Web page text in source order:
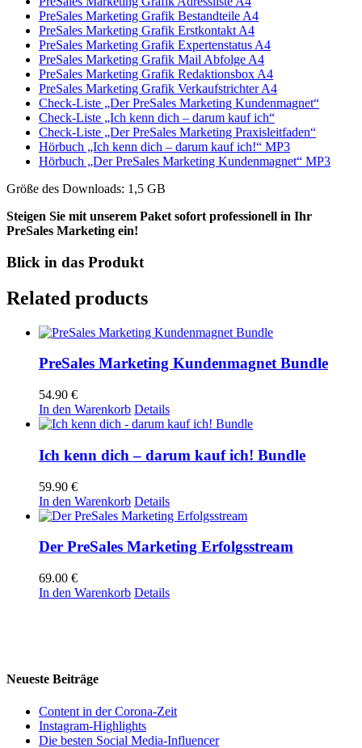
PreSales Marketing Grafik Bestandteile A4
PreSales Marketing Grafik Erstkontakt A4
PreSales Marketing Grafik Expertenstatus A4
PreSales Marketing Grafik Mail Abfolge A4
PreSales Marketing Grafik Redaktionsbox A4
PreSales Marketing Grafik Verkaufstrichter A4
Check-Liste „Der PreSales Marketing Kundenmagnet“
Check-Liste „Ich kenn dich – darum kauf ich“
Check-Liste „Der PreSales Marketing Praxisleitfaden“
Hörbuch „Ich kenn dich – darum kauf ich!“ MP3
Hörbuch „Der PreSales Marketing Kundenmagnet“ MP3
Größe des Downloads: 1,5 GB
Steigen Sie mit unserem Paket sofort professionell in Ihr
PreSales Marketing ein!
Blick in das Produkt
Related products
PreSales Marketing Kundenmagnet Bundle
54.90 €
In den Warenkorb Details
Ich kenn dich – darum kauf ich! Bundle
59.90 €
In den Warenkorb Details
Der PreSales Marketing Erfolgsstream
69.00 €
In den Warenkorb Details
Neueste Beiträge
Content in der Corona-Zeit
Instagram-Highlights
Die besten Social Media-Influencer